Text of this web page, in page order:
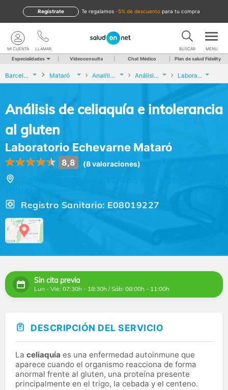
te regalamos -5% de descuento para tu compra
Regístrate
LLAMAR
MI CUENTA BUSCAR MENU
Especialidades Videoconsulta Chat Médico Plan de salud Fidelity
Barcelona Mataró Analíticas y Genética Análisis de celiaquía e intolerancia al gluten Laboratorio Echevarne Mataró
Análisis de celiaquía e intolerancia
al gluten
Laboratorio Echevarne Mataró
8,8 (8 valoraciones)
Registro Sanitario: E08019227
Sin cita previa
Lun - Vie: 07:30h - 18:30h / Sáb: 08:00h - 11:00h
DESCRIPCIÓN DEL SERVICIO
La celiaquía es una enfermedad autoinmune que
aparece cuando el organismo reacciona de forma
anormal frente al gluten, una proteína presente
principalmente en el trigo, la cebada y el centeno.